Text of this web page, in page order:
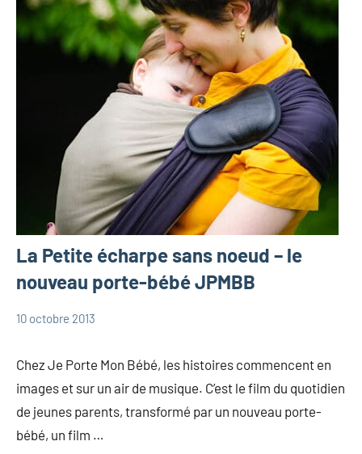
La Petite écharpe sans noeud – le
nouveau porte-bébé JPMBB
10 octobre 2013
Chez Je Porte Mon Bébé, les histoires commencent en
images et sur un air de musique. C’est le film du quotidien
de jeunes parents, transformé par un nouveau porte-
bébé, un film …